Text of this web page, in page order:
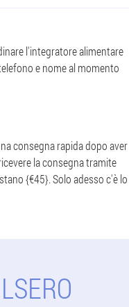
l'integratore alimentare
e nome al momento
consegna rapida dopo aver
la consegna tramite
{€45}. Solo adesso c'è lo